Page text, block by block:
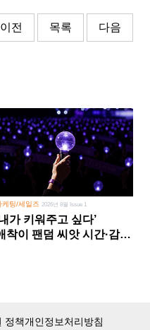
이전 목록 다음
케팅/세일즈 2026년 8월 Issue 1
가 키워주고 싶다’
착이 팬덤 씨앗 시간·감정
정책개인정보처리방침